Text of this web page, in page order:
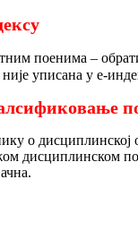
поенима –
уписана у е-
о
дисциплинском